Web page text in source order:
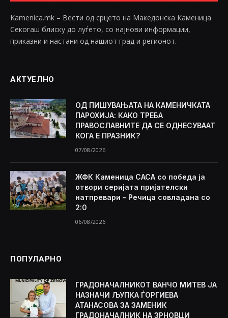
Kamenica.mk – Вести од срцето на Македонска Каменица
Секогаш блиску до луѓето, со најнови информации,
приказни и настани од нашиот град и регионот.
АКТУЕЛНО
ОД ПИШУВАЊАТА НА КАМЕНИЧКАТА
ПАРОХИЈА: КАКО ТРЕБА
ПРАВОСЛАВНИТЕ ДА СЕ ОДНЕСУВААТ
КОГА Е ПРАЗНИК?
07/08/2026
ЖФК Каменица САСА со победа ја
отвори серијата пријателски
натпревари – Речица совладана со
2:0
06/08/2026
ПОПУЛАРНО
ГРАДОНАЧАЛНИКОТ ВАНЧО МИТЕВ ЈА
НАЗНАЧИ ЉУПКА ЃОРГИЕВА
АТАНАСОВА ЗА ЗАМЕНИК
ГРАДОНАЧАЛНИК НА ЗРНОВЦИ